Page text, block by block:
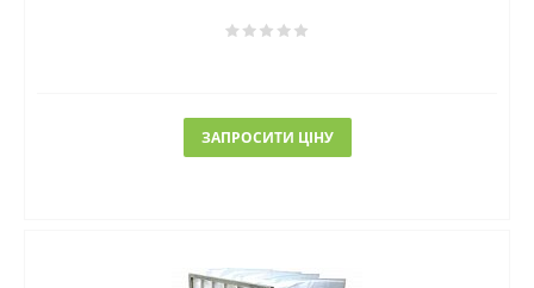
ЗАПРОСИТИ ЦІНУ